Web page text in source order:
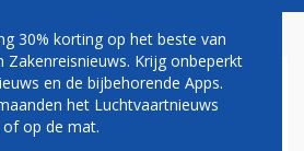
30% korting op het beste van
Zakenreisnieuws. Krijg onbeperkt
en de bijbehorende Apps.
het Luchtvaartnieuws
op de mat.